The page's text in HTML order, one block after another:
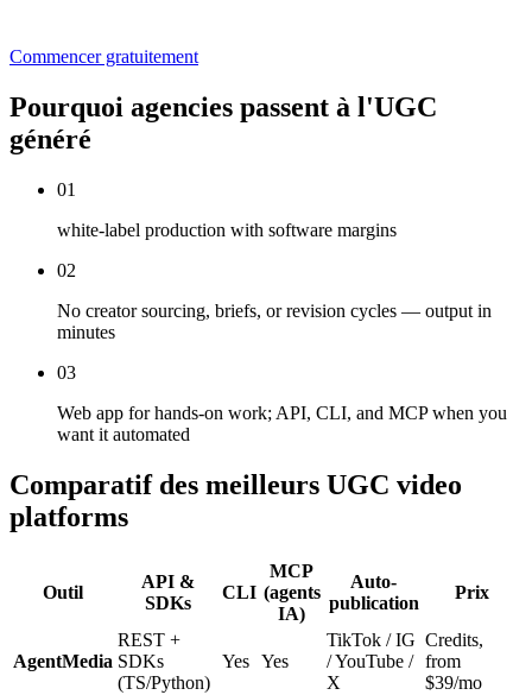
Commencer gratuitement
Pourquoi agencies passent à l'UGC
généré
01
white-label production with software margins
02
No creator sourcing, briefs, or revision cycles — output in
minutes
03
Web app for hands-on work; API, CLI, and MCP when you
want it automated
Comparatif des meilleurs UGC video
platforms
Outil
API &
SDKs
CLI
MCP
(agents
IA)
Auto-
publication
Prix
AgentMedia
REST +
SDKs
(TS/Python)
Yes Yes
TikTok / IG
/ YouTube /
X
Credits,
from
$39/mo